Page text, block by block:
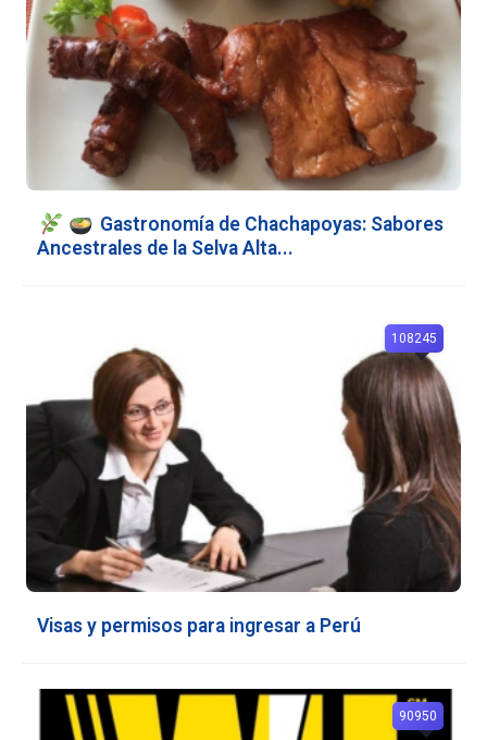
Gastronomía de Chachapoyas: Sabores
Ancestrales de la Selva Alta...
Visas y permisos para ingresar a Perú
108245
90950